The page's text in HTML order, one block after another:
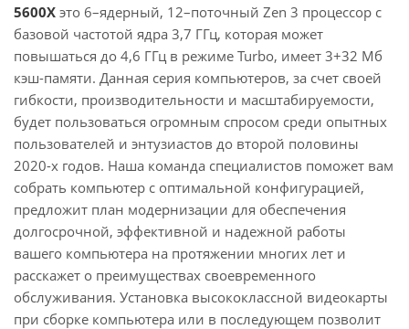
5600X это 6–ядерный, 12–поточный Zen 3 процессор с
базовой частотой ядра 3,7 ГГц, которая может
повышаться до 4,6 ГГц в режиме Turbo, имеет 3+32 Мб
кэш-памяти. Данная серия компьютеров, за счет своей
гибкости, производительности и масштабируемости,
будет пользоваться огромным спросом среди опытных
пользователей и энтузиастов до второй половины
2020-х годов. Наша команда специалистов поможет вам
собрать компьютер с оптимальной конфигурацией,
предложит план модернизации для обеспечения
долгосрочной, эффективной и надежной работы
вашего компьютера на протяжении многих лет и
расскажет о преимуществах своевременного
обслуживания. Установка высококлассной видеокарты
при сборке компьютера или в последующем позволит